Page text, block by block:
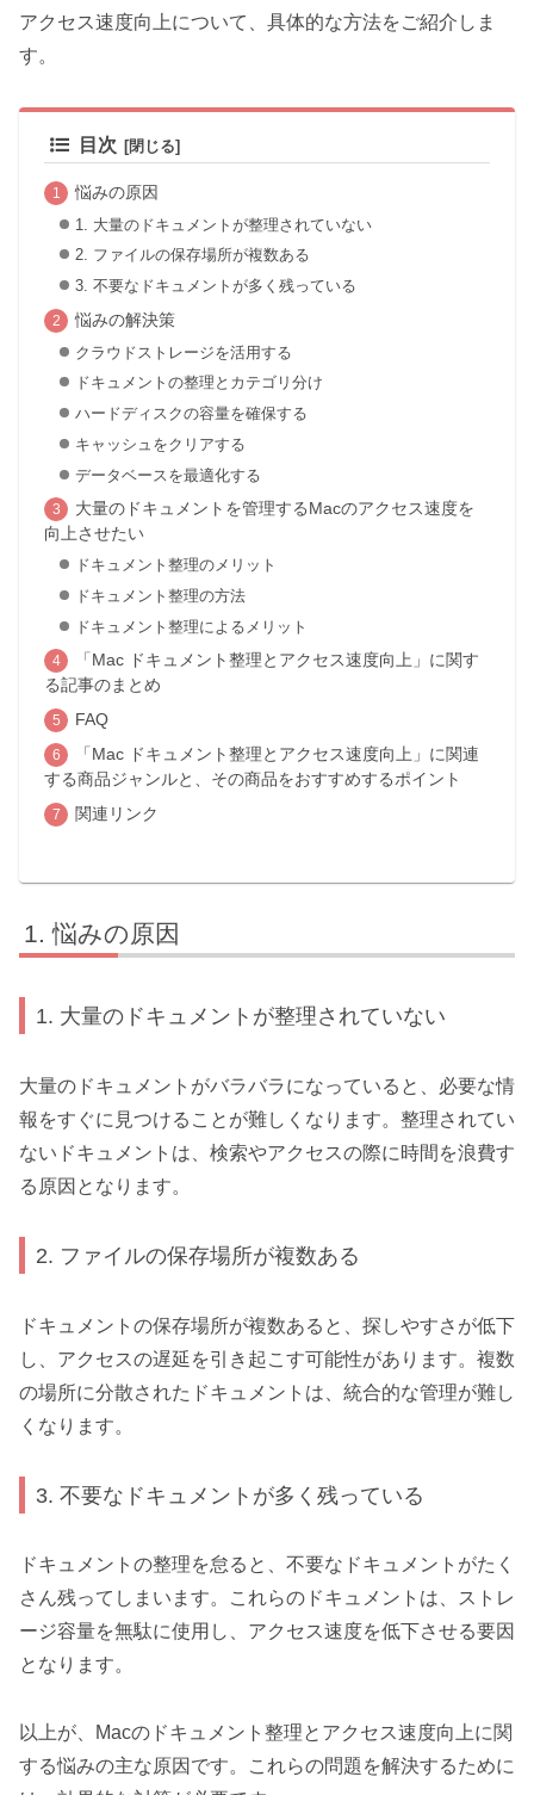
アクセス速度向上について、具体的な方法をご紹介しま
す。
目次
悩みの原因
1. 大量のドキュメントが整理されていない
2. ファイルの保存場所が複数ある
3. 不要なドキュメントが多く残っている
悩みの解決策
クラウドストレージを活用する
ドキュメントの整理とカテゴリ分け
ハードディスクの容量を確保する
キャッシュをクリアする
データベースを最適化する
大量のドキュメントを管理するMacのアクセス速度を
向上させたい
ドキュメント整理のメリット
ドキュメント整理の方法
ドキュメント整理によるメリット
「Mac ドキュメント整理とアクセス速度向上」に関す
る記事のまとめ
FAQ
「Mac ドキュメント整理とアクセス速度向上」に関連
する商品ジャンルと、その商品をおすすめするポイント
関連リンク
悩みの原因
1. 大量のドキュメントが整理されていない
大量のドキュメントがバラバラになっていると、必要な情
報をすぐに見つけることが難しくなります。整理されてい
ないドキュメントは、検索やアクセスの際に時間を浪費す
る原因となります。
2. ファイルの保存場所が複数ある
ドキュメントの保存場所が複数あると、探しやすさが低下
し、アクセスの遅延を引き起こす可能性があります。複数
の場所に分散されたドキュメントは、統合的な管理が難し
くなります。
3. 不要なドキュメントが多く残っている
ドキュメントの整理を怠ると、不要なドキュメントがたく
さん残ってしまいます。これらのドキュメントは、ストレ
ージ容量を無駄に使用し、アクセス速度を低下させる要因
となります。
以上が、Macのドキュメント整理とアクセス速度向上に関
する悩みの主な原因です。これらの問題を解決するために